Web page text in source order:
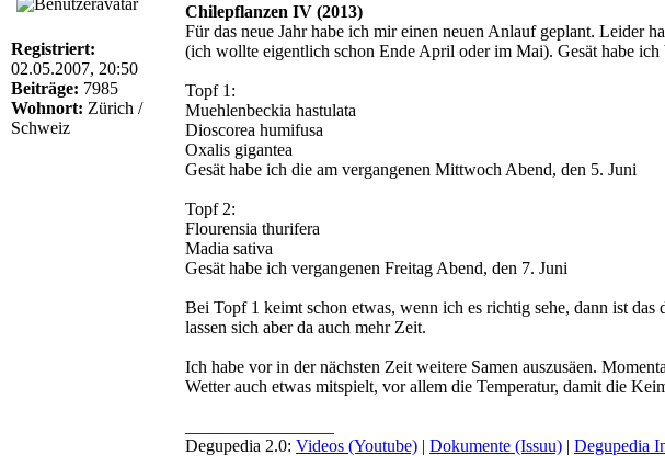
Registriert:
02.05.2007, 20:50
Beiträge: 7985
Wohnort: Zürich /
Schweiz
Chilepflanzen IV (2013)
Für das neue Jahr habe ich mir einen neuen Anlauf geplant. Leider
(ich wollte eigentlich schon Ende April oder im Mai). Gesät habe ich
Topf 1:
Muehlenbeckia hastulata
Dioscorea humifusa
Oxalis gigantea
Gesät habe ich die am vergangenen Mittwoch Abend, den 5. Juni
Topf 2:
Flourensia thurifera
Madia sativa
Gesät habe ich vergangenen Freitag Abend, den 7. Juni
Bei Topf 1 keimt schon etwas, wenn ich es richtig sehe, dann ist
lassen sich aber da auch mehr Zeit.
Ich habe vor in der nächsten Zeit weitere Samen auszusäen.
Wetter auch etwas mitspielt, vor allem die Temperatur, damit die
Degupedia 2.0: Videos (Youtube) | Dokumente (Issuu) | Degupedia